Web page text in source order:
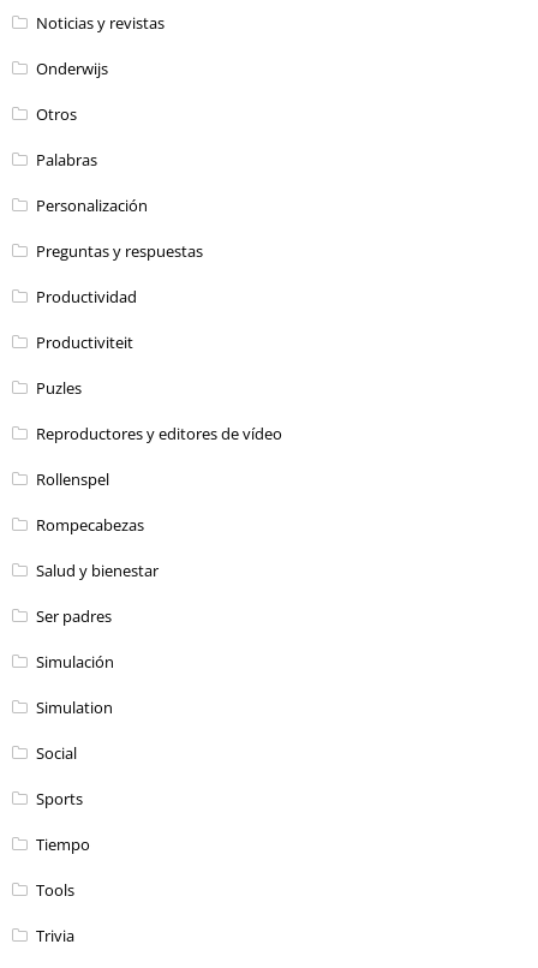
Noticias y revistas
Onderwijs
Otros
Palabras
Personalización
Preguntas y respuestas
Productividad
Productiviteit
Puzles
Reproductores y editores de vídeo
Rollenspel
Rompecabezas
Salud y bienestar
Ser padres
Simulación
Simulation
Social
Sports
Tiempo
Tools
Trivia